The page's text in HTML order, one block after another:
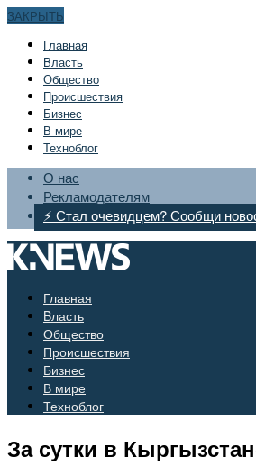
ЗАКРЫТЬ
Главная
Bласть
Общество
Происшествия
Бизнес
В мире
Техноблог
О нас
Рекламодателям
⚡ Стал очевидцем? Сообщи
Главная
Bласть
Общество
Происшествия
Бизнес
В мире
Техноблог
За сутки в